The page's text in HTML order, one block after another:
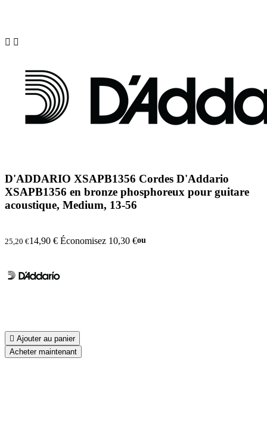
 
D'ADDARIO XSAPB1356 Cordes D'Addario
XSAPB1356 en bronze phosphoreux pour guitare
acoustique, Medium, 13-56
25,20 €14,90 € Économisez 10,30 €ou
 Ajouter au panier
Acheter maintenant